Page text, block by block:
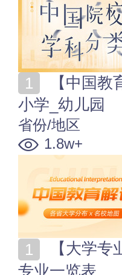
小学_幼儿园
省份/地区
1.8w+
专业一览表